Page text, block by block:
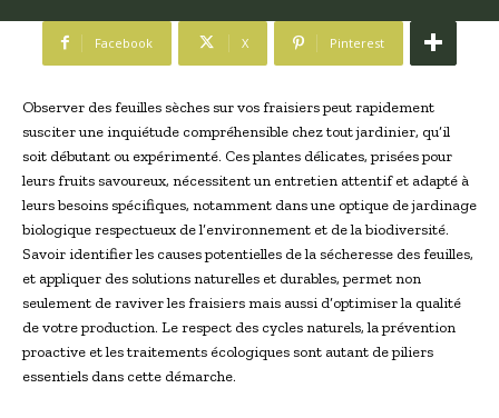
Facebook X Pinterest
Observer des feuilles sèches sur vos fraisiers peut rapidement
susciter une inquiétude compréhensible chez tout jardinier, qu’il
soit débutant ou expérimenté. Ces plantes délicates, prisées pour
leurs fruits savoureux, nécessitent un entretien attentif et adapté à
leurs besoins spécifiques, notamment dans une optique de jardinage
biologique respectueux de l’environnement et de la biodiversité.
Savoir identifier les causes potentielles de la sécheresse des feuilles,
et appliquer des solutions naturelles et durables, permet non
seulement de raviver les fraisiers mais aussi d’optimiser la qualité
de votre production. Le respect des cycles naturels, la prévention
proactive et les traitements écologiques sont autant de piliers
essentiels dans cette démarche.